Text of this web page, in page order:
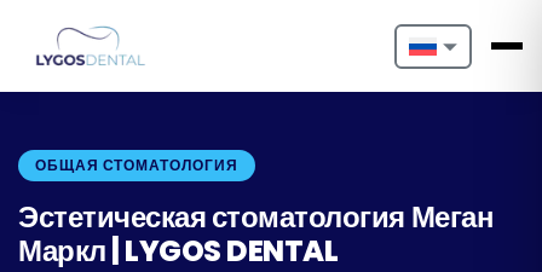
Nederlands
Français
ОБЩАЯ СТОМАТОЛОГИЯ
Эстетическая стоматология Меган
Маркл | LYGOS DENTAL